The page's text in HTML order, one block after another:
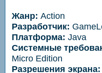
Жанр: Action
Разработчик:
Платформа: Java
Системные
Micro Edition
Разрешения экрана: